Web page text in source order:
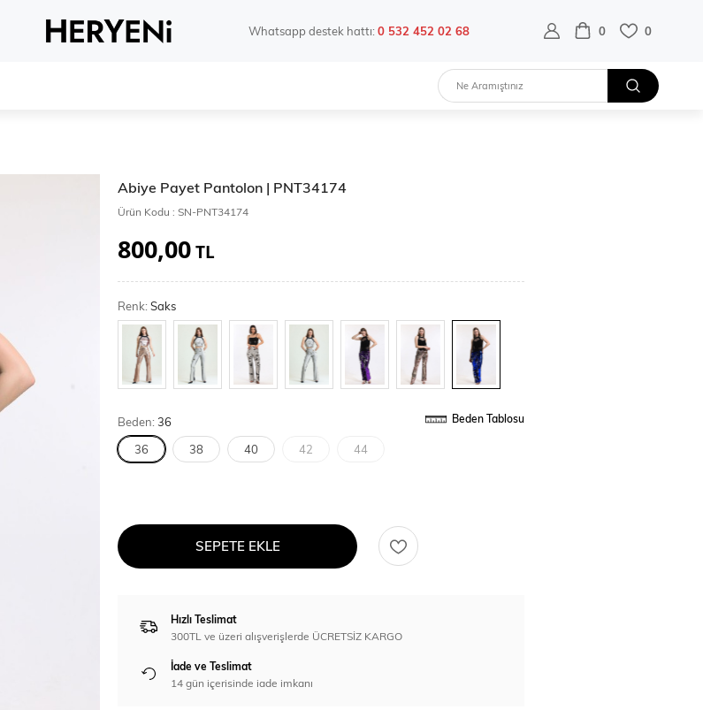
Whatsapp destek hattı:0 532 452 02 68 0 0
Abiye Payet Pantolon | PNT34174
Ürün Kodu : SN-PNT34174
800,00TL
Renk:Saks
Beden:36 Beden Tablosu
36 38 40 42 44
SEPETE EKLE
Hızlı Teslimat
300TL ve üzeri alışverişlerde ÜCRETSİZ KARGO
İade ve Teslimat
14 gün içerisinde iade imkanı